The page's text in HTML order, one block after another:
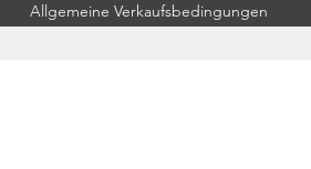
Allgemeine Verkaufsbedingungen